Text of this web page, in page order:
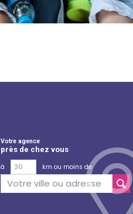
Votre agence
près de chez vous
à
km ou moins de